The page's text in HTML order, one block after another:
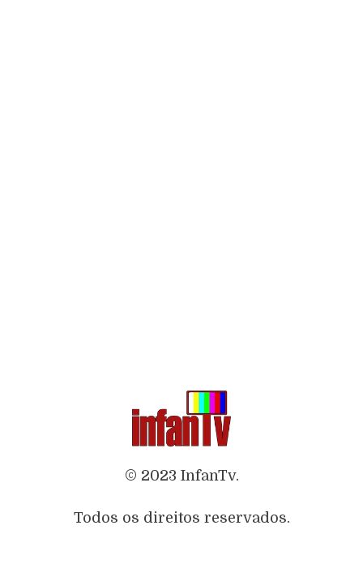
© 2023 InfanTv.
Todos os direitos reservados.